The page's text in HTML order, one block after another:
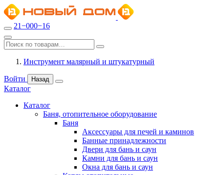
21−000−16
Инструмент малярный и штукатурный
Войти Назад
Каталог
Каталог
Баня, отопительное оборудование
Баня
Аксессуары для печей и каминов
Банные принадлежности
Двери для бань и саун
Камни для бань и саун
Окна для бань и саун